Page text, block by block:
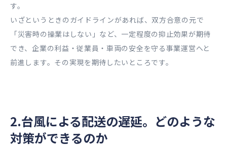
す。
いざというときのガイドラインがあれば、双方合意の元で
「災害時の操業はしない」など、一定程度の抑止効果が期待
でき、企業の利益・従業員・車両の安全を守る事業運営へと
前進します。その実現を期待したいところです。
2.台風による配送の遅延。どのような
対策ができるのか